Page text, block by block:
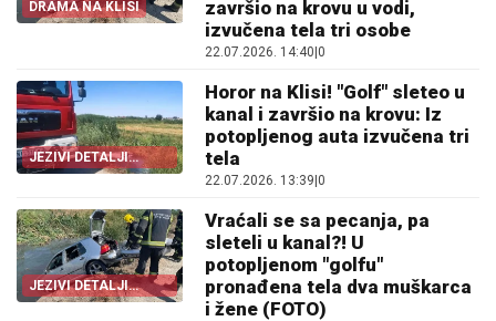
DRAMA NA KLISI
završio na krovu u vodi,
izvučena tela tri osobe
22.07.2026. 14:40|0
JEZIVI DETALJI
NESREĆE
Horor na Klisi! "Golf" sleteo u
kanal i završio na krovu: Iz
potopljenog auta izvučena tri
tela
22.07.2026. 13:39|0
JEZIVI DETALJI
TRAGEDIJE
Vraćali se sa pecanja, pa
sleteli u kanal?! U
potopljenom "golfu"
pronađena tela dva muškarca
i žene (FOTO)